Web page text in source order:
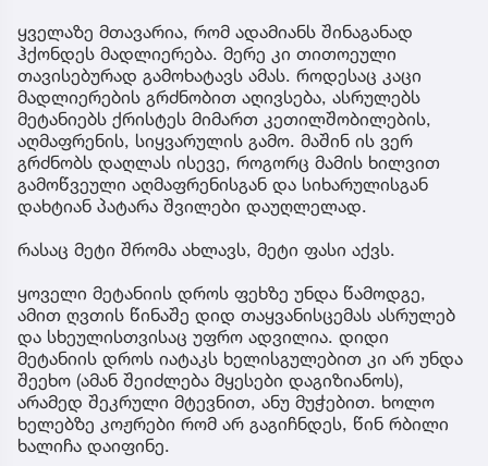
ყველაზე მთავარია, რომ ადამიანს შინაგანად
ჰქონდეს მადლიერება. მერე კი თითოეული
თავისებურად გამოხატავს ამას. როდესაც კაცი
მადლიერების გრძნობით აღივსება, ასრულებს
მეტანიებს ქრისტეს მიმართ კეთილშობილების,
აღმაფრენის, სიყვარულის გამო. მაშინ ის ვერ
გრძნობს დაღლას ისევე, როგორც მამის ხილვით
გამოწვეული აღმაფრენისგან და სიხარულისგან
დახტიან პატარა შვილები დაუღლელად.
რასაც მეტი შრომა ახლავს, მეტი ფასი აქვს.
ყოველი მეტანიის დროს ფეხზე უნდა წამოდგე,
ამით ღვთის წინაშე დიდ თაყვანისცემას ასრულებ
და სხეულისთვისაც უფრო ადვილია. დიდი
მეტანიის დროს იატაკს ხელისგულებით კი არ უნდა
შეეხო (ამან შეიძლება მყესები დაგიზიანოს),
არამედ შეკრული მტევნით, ანუ მუჭებით. ხოლო
ხელებზე კოჟრები რომ არ გაგიჩნდეს, წინ რბილი
ხალიჩა დაიფინე.